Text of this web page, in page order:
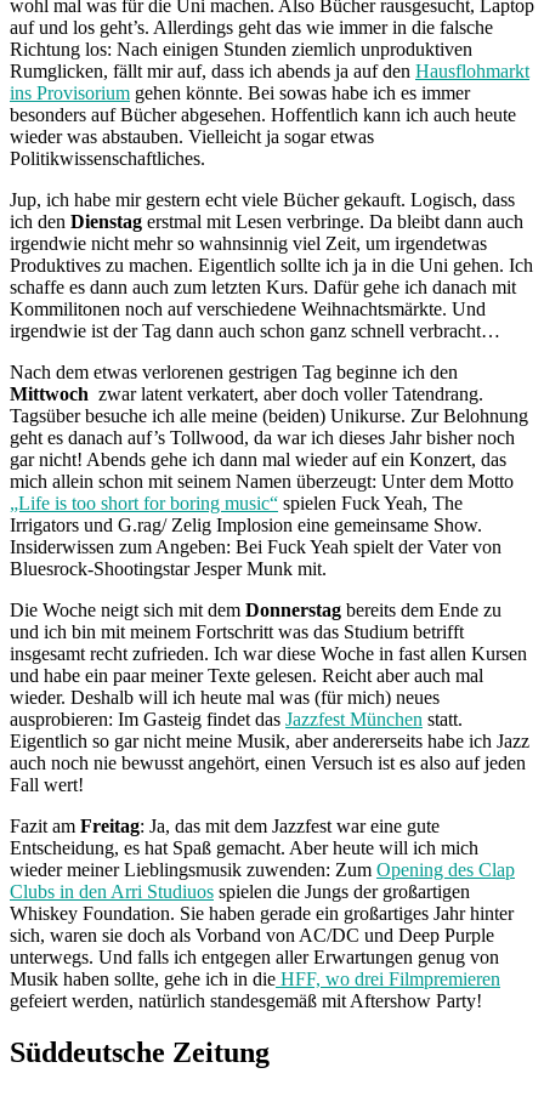
wohl mal was für die Uni machen. Also Bücher rausgesucht, Laptop
auf und los geht’s. Allerdings geht das wie immer in die falsche
Richtung los: Nach einigen Stunden ziemlich unproduktiven
Rumglicken, fällt mir auf, dass ich abends ja auf den Hausflohmarkt
ins Provisorium gehen könnte. Bei sowas habe ich es immer
besonders auf Bücher abgesehen. Hoffentlich kann ich auch heute
wieder was abstauben. Vielleicht ja sogar etwas
Politikwissenschaftliches.
Jup, ich habe mir gestern echt viele Bücher gekauft. Logisch, dass
ich den Dienstag erstmal mit Lesen verbringe. Da bleibt dann auch
irgendwie nicht mehr so wahnsinnig viel Zeit, um irgendetwas
Produktives zu machen. Eigentlich sollte ich ja in die Uni gehen. Ich
schaffe es dann auch zum letzten Kurs. Dafür gehe ich danach mit
Kommilitonen noch auf verschiedene Weihnachtsmärkte. Und
irgendwie ist der Tag dann auch schon ganz schnell verbracht…
Nach dem etwas verlorenen gestrigen Tag beginne ich den
Mittwoch zwar latent verkatert, aber doch voller Tatendrang.
Tagsüber besuche ich alle meine (beiden) Unikurse. Zur Belohnung
geht es danach auf’s Tollwood, da war ich dieses Jahr bisher noch
gar nicht! Abends gehe ich dann mal wieder auf ein Konzert, das
mich allein schon mit seinem Namen überzeugt: Unter dem Motto
„Life is too short for boring music“ spielen Fuck Yeah, The
Irrigators und G.rag/ Zelig Implosion eine gemeinsame Show.
Insiderwissen zum Angeben: Bei Fuck Yeah spielt der Vater von
Bluesrock-Shootingstar Jesper Munk mit.
Die Woche neigt sich mit dem Donnerstag bereits dem Ende zu
und ich bin mit meinem Fortschritt was das Studium betrifft
insgesamt recht zufrieden. Ich war diese Woche in fast allen Kursen
und habe ein paar meiner Texte gelesen. Reicht aber auch mal
wieder. Deshalb will ich heute mal was (für mich) neues
ausprobieren: Im Gasteig findet das Jazzfest München statt.
Eigentlich so gar nicht meine Musik, aber andererseits habe ich Jazz
auch noch nie bewusst angehört, einen Versuch ist es also auf jeden
Fall wert!
Fazit am Freitag: Ja, das mit dem Jazzfest war eine gute
Entscheidung, es hat Spaß gemacht. Aber heute will ich mich
wieder meiner Lieblingsmusik zuwenden: Zum Opening des Clap
Clubs in den Arri Studiuos spielen die Jungs der großartigen
Whiskey Foundation. Sie haben gerade ein großartiges Jahr hinter
sich, waren sie doch als Vorband von AC/DC und Deep Purple
unterwegs. Und falls ich entgegen aller Erwartungen genug von
Musik haben sollte, gehe ich in die HFF, wo drei Filmpremieren
gefeiert werden, natürlich standesgemäß mit Aftershow Party!
Süddeutsche Zeitung